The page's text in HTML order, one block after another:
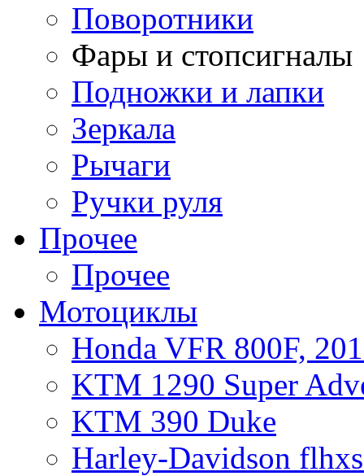
Поворотники
Фары и стопсигналы
Подножки и лапки
Зеркала
Рычаги
Ручки руля
Прочее
Прочее
Мотоциклы
Honda VFR 800F,
KTM 1290 Super
KTM 390 Duke
Harley-Davidson